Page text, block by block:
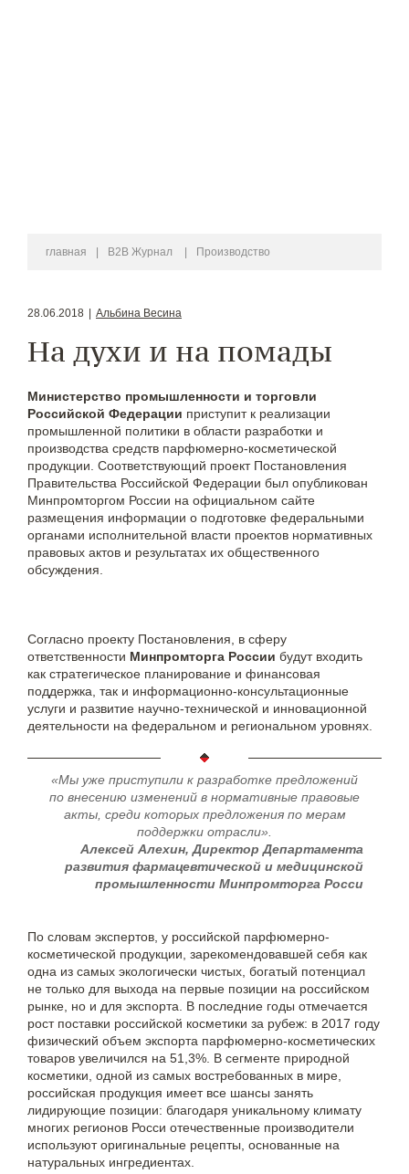
главная B2B Журнал Производство
28.06.2018 Альбина Весина
На духи и на помады
Министерство промышленности и торговли
Российской Федерации приступит к реализации
промышленной политики в области разработки и
производства средств парфюмерно-косметической
продукции. Соответствующий проект Постановления
Правительства Российской Федерации был опубликован
Минпромторгом России на официальном сайте
размещения информации о подготовке федеральными
органами исполнительной власти проектов нормативных
правовых актов и результатах их общественного
обсуждения.
Согласно проекту Постановления, в сферу
ответственности Минпромторга России будут входить
как стратегическое планирование и финансовая
поддержка, так и информационно-консультационные
услуги и развитие научно-технической и инновационной
деятельности на федеральном и региональном уровнях.
«Мы уже приступили к разработке предложений
по внесению изменений в нормативные правовые
акты, среди которых предложения по мерам
поддержки отрасли».
Алексей Алехин, Директор Департамента
развития фармацевтической и медицинской
промышленности Минпромторга Росси
По словам экспертов, у российской парфюмерно-
косметической продукции, зарекомендовавшей себя как
одна из самых экологически чистых, богатый потенциал
не только для выхода на первые позиции на российском
рынке, но и для экспорта. В последние годы отмечается
рост поставки российской косметики за рубеж: в 2017 году
физический объем экспорта парфюмерно-косметических
товаров увеличился на 51,3%. В сегменте природной
косметики, одной из самых востребованных в мире,
российская продукция имеет все шансы занять
лидирующие позиции: благодаря уникальному климату
многих регионов Росси отечественные производители
используют оригинальные рецепты, основанные на
натуральных ингредиентах.